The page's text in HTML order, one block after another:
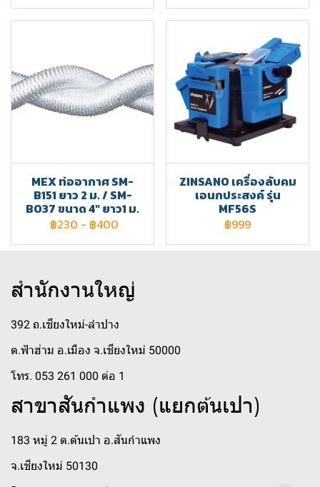
MEX ท่ออากาศ SM-
B151 ยาว 2 ม. / SM-
BO37 ขนาด 4" ยาว1 ม.
฿230 - ฿400
ZINSANO เครื่องลับคม
เอนกประสงค์ รุ่น
MF56S
฿999
สำนักงานใหญ่
392 ถ.เชียงใหม่-ลำปาง
ต.ฟ้าฮ่าม อ.เมือง จ.เชียงใหม่ 50000
โทร. 053 261 000 ต่อ 1
สาขาสันกำแพง (แยกต้นเปา)
183 หมู่ 2 ต.ต้นเปา อ.สันกำแพง
จ.เชียงใหม่ 50130